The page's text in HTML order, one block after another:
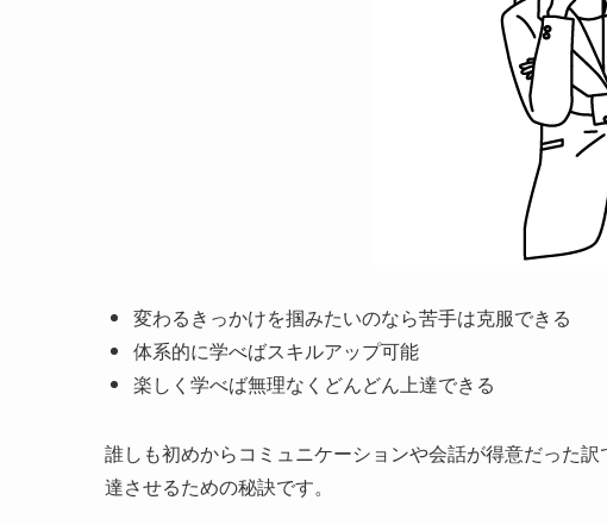
変わるきっかけを掴みたいのなら苦手は克服できる
体系的に学べばスキルアップ可能
楽しく学べば無理なくどんどん上達できる
誰しも初めからコミュニケーションや会話が得意だった
達させるための秘訣です。